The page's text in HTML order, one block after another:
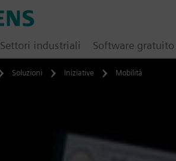
Soluzioni Iniziative Mobilità
Settori industriali Software gratuito